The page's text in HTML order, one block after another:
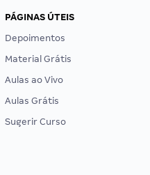
PÁGINAS ÚTEIS
Depoimentos
Material Grátis
Aulas ao Vivo
Aulas Grátis
Sugerir Curso